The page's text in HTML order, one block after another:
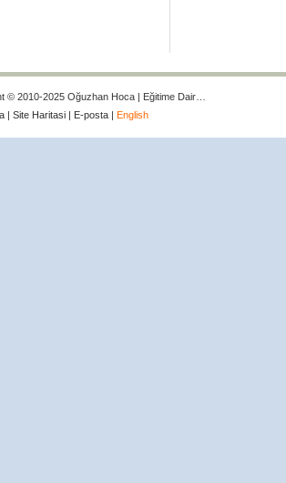
© 2010-2025 Oğuzhan Hoca | Eğitime Dair…
| Site Haritasi | E-posta | English